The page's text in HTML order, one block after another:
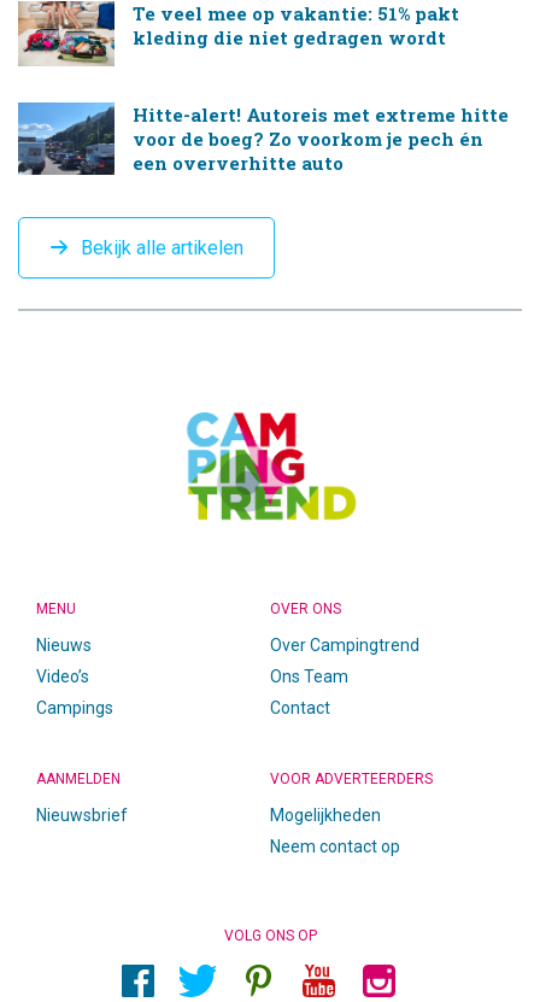
Te veel mee op vakantie: 51% pakt
kleding die niet gedragen wordt
Hitte-alert! Autoreis met extreme hitte
voor de boeg? Zo voorkom je pech én
een oververhitte auto
Bekijk alle artikelen
MENU
Nieuws
Video’s
Campings
OVER ONS
Over Campingtrend
Ons Team
Contact
AANMELDEN
Nieuwsbrief
VOOR ADVERTEERDERS
Mogelijkheden
Neem contact op
VOLG ONS OP